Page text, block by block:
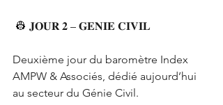
👷 𝐉𝐎𝐔𝐑 𝟐 – 𝐆𝐄𝐍𝐈𝐄 𝐂𝐈𝐕𝐈𝐋
Deuxième jour du baromètre Index
AMPW & Associés, dédié aujourd’hui
au secteur du Génie Civil.